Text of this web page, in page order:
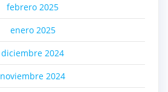
febrero 2025
enero 2025
diciembre 2024
noviembre 2024